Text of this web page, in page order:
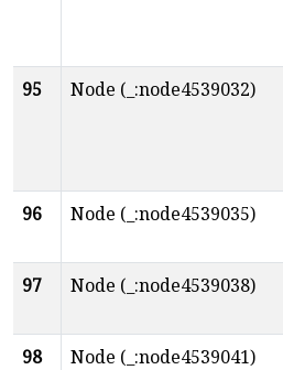
95 Node (_:node4539032)
96 Node (_:node4539035)
97
Node (_:node4539038)
98
Node (_:node4539041)